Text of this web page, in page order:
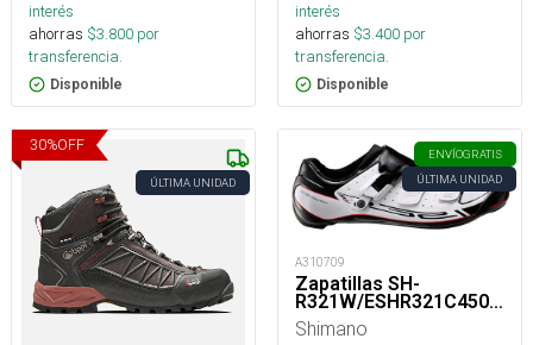
interés
ahorras $3.800 por
transferencia.
Disponible
interés
ahorras $3.400 por
transferencia.
Disponible
30%OFF
ÚLTIMA UNIDAD
ENVÍOGRATIS
ÚLTIMA UNIDAD
A310709
Zapatillas SH-
R321W/ESHR321C450WF
Shimano